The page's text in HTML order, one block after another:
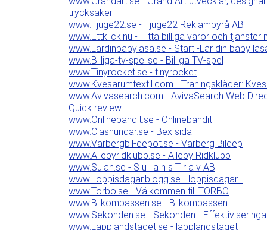
trycksaker.
www.Tjuge22.se - Tjuge22 Reklambyrå AB
www.Ettklick.nu - Hitta billiga varor och tjänster
www.Lardinbabylasa.se - Start -Lär din baby
www.Billiga-tv-spel.se - Billiga TV-spel
www.Tinyrocket.se - tinyrocket
www.Kvesarumtextil.com - Träningskläder:
www.Avivasearch.com - AvivaSearch Web
Quick review
www.Onlinebandit.se - Onlinebandit
www.Ciashundar.se - Bex sida
www.Varbergbil-depot.se - Varberg Bildep
www.Allebyridklubb.se - Alleby Ridklubb
www.Sulan.se - S u l a n s T r a v AB
www.Loppisdagar.blogg.se - loppisdagar -
www.Torbo.se - Välkommen till TORBO
www.Bilkompassen.se - Bilkompassen
www.Sekonden.se - Sekonden -
www.Lapplandstaget.se - lapplandstaget